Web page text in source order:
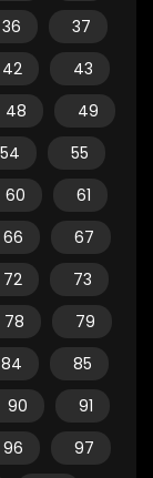
36
37
42
43
48
49
54
55
60
61
66
67
72
73
78
79
84
85
90
91
96
97